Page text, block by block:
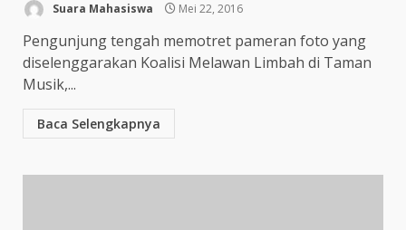
Suara Mahasiswa Mei 22, 2016
Pengunjung tengah memotret pameran foto yang
diselenggarakan Koalisi Melawan Limbah di Taman
Musik,...
Baca Selengkapnya